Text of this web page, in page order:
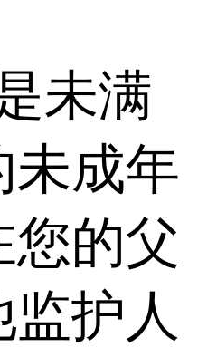
未满
未成年
您的父
护人